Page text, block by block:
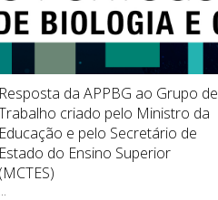
Resposta da APPBG ao Grupo de
criado pelo Ministro da
Educação e pelo Secretário de
Estado do Ensino Superior
(MCTES)
...